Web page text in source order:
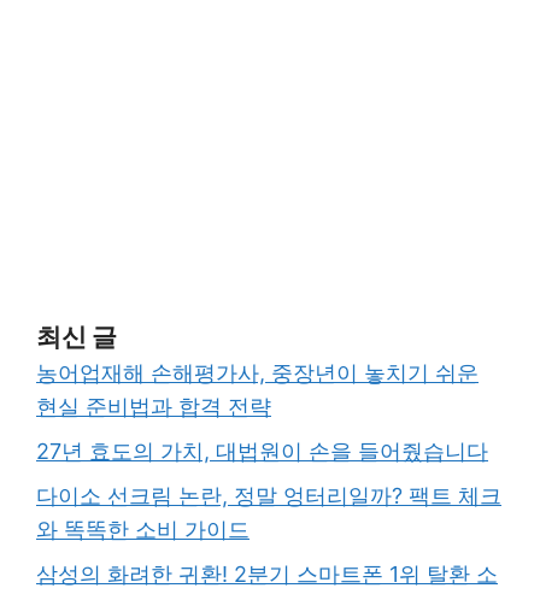
최신 글
농어업재해 손해평가사, 중장년이 놓치기 쉬운
현실 준비법과 합격 전략
27년 효도의 가치, 대법원이 손을 들어줬습니다
다이소 선크림 논란, 정말 엉터리일까? 팩트 체크
와 똑똑한 소비 가이드
삼성의 화려한 귀환! 2분기 스마트폰 1위 탈환 소